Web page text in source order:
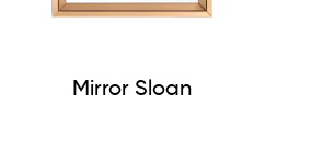
Mirror Sloan